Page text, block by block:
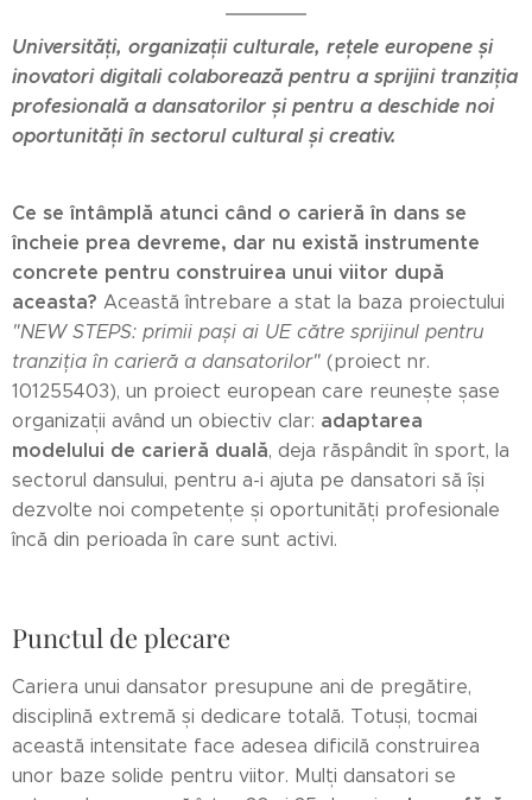
Universități, organizații culturale, rețele europene și
inovatori digitali colaborează pentru a sprijini tranziția
profesională a dansatorilor și pentru a deschide noi
oportunități în sectorul cultural și creativ.
Ce se întâmplă atunci când o carieră în dans se
încheie prea devreme, dar nu există instrumente
concrete pentru construirea unui viitor după
aceasta? Această întrebare a stat la baza proiectului
"NEW STEPS: primii pași ai UE către sprijinul pentru
tranziția în carieră a dansatorilor" (proiect nr.
101255403), un proiect european care reunește șase
organizații având un obiectiv clar: adaptarea
modelului de carieră duală, deja răspândit în sport, la
sectorul dansului, pentru a-i ajuta pe dansatori să își
dezvolte noi competențe și oportunități profesionale
încă din perioada în care sunt activi.
Punctul de plecare
Cariera unui dansator presupune ani de pregătire,
disciplină extremă și dedicare totală. Totuși, tocmai
această intensitate face adesea dificilă construirea
unor baze solide pentru viitor. Mulți dansatori se